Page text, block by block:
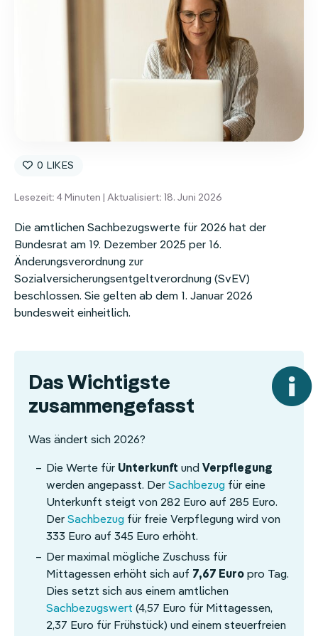
0
Lesezeit: 4 Minuten | Aktualisiert: 18. Juni 2026
Die amtlichen Sachbezugswerte für 2026 hat der
Bundesrat am 19. Dezember 2025 per 16.
Änderungsverordnung zur
Sozialversicherungsentgeltverordnung (SvEV)
beschlossen. Sie gelten ab dem 1. Januar 2026
bundesweit einheitlich.
Das Wichtigste
zusammengefasst
Was ändert sich 2026?
Die Werte für Unterkunft und Verpflegung
werden angepasst. Der Sachbezug für eine
Unterkunft steigt von 282 Euro auf 285 Euro.
Der Sachbezug für freie Verpflegung wird von
333 Euro auf 345 Euro erhöht.
Der maximal mögliche Zuschuss für
Mittagessen erhöht sich auf 7,67 Euro pro Tag.
Dies setzt sich aus einem amtlichen
Sachbezugswert (4,57 Euro für Mittagessen,
2,37 Euro für Frühstück) und einem steuerfreien